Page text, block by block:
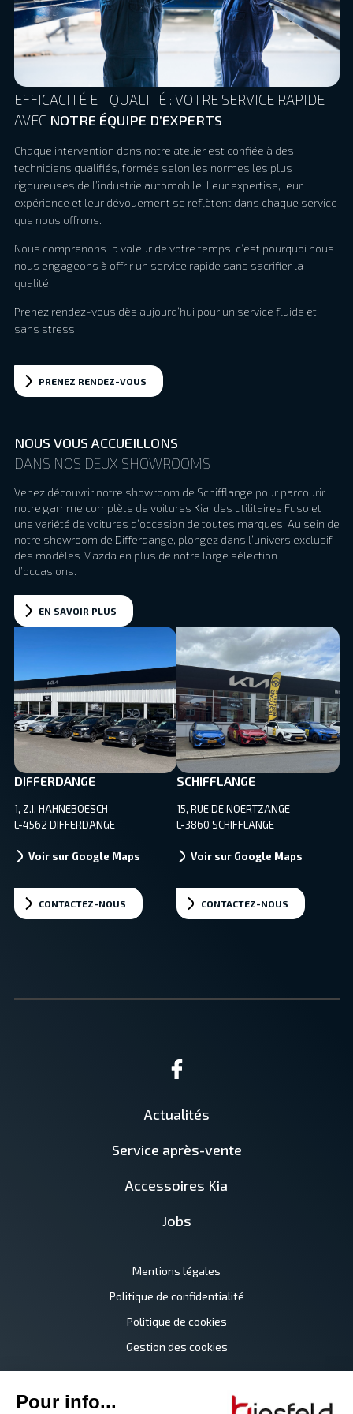
EFFICACITÉ ET QUALITÉ : VOTRE SERVICE RAPIDE
AVEC NOTRE ÉQUIPE D’EXPERTS
Chaque intervention dans notre atelier est confiée à des
techniciens qualifiés, formés selon les normes les plus
rigoureuses de l’industrie automobile. Leur expertise, leur
expérience et leur dévouement se reflètent dans chaque service
que nous offrons.
Nous comprenons la valeur de votre temps, c’est pourquoi nous
nous engageons à offrir un service rapide sans sacrifier la
qualité.
Prenez rendez-vous dès aujourd’hui pour un service fluide et
sans stress.
PRENEZ RENDEZ-VOUS
DIFFERDANGE
1, Z.I. HAHNEBOESCH
L-4562 DIFFERDANGE
Voir sur Google Maps
CONTACTEZ-NOUS
SCHIFFLANGE
15, RUE DE NOERTZANGE
L-3860 SCHIFFLANGE
Voir sur Google Maps
CONTACTEZ-NOUS
NOUS VOUS ACCUEILLONS
DANS NOS DEUX SHOWROOMS
Venez découvrir notre showroom de Schifflange pour parcourir
notre gamme complète de voitures Kia, des utilitaires Fuso et
une variété de voitures d’occasion de toutes marques. Au sein de
notre showroom de Differdange, plongez dans l’univers exclusif
des modèles Mazda en plus de notre large sélection
d’occasions.
EN SAVOIR PLUS
Actualités
Service après-vente
Accessoires Kia
Jobs
Mentions légales
Politique de confidentialité
Politique de cookies
Gestion des cookies